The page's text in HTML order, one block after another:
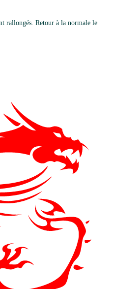
rallongés. Retour à la normale le